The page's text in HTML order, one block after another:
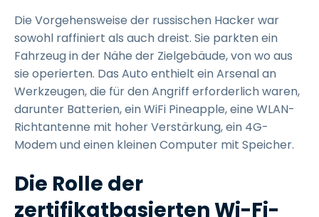
Die Vorgehensweise der russischen Hacker war
sowohl raffiniert als auch dreist. Sie parkten ein
Fahrzeug in der Nähe der Zielgebäude, von wo aus
sie operierten. Das Auto enthielt ein Arsenal an
Werkzeugen, die für den Angriff erforderlich waren,
darunter Batterien, ein WiFi Pineapple, eine WLAN-
Richtantenne mit hoher Verstärkung, ein 4G-
Modem und einen kleinen Computer mit Speicher.
Die Rolle der
zertifikatbasierten Wi-Fi-